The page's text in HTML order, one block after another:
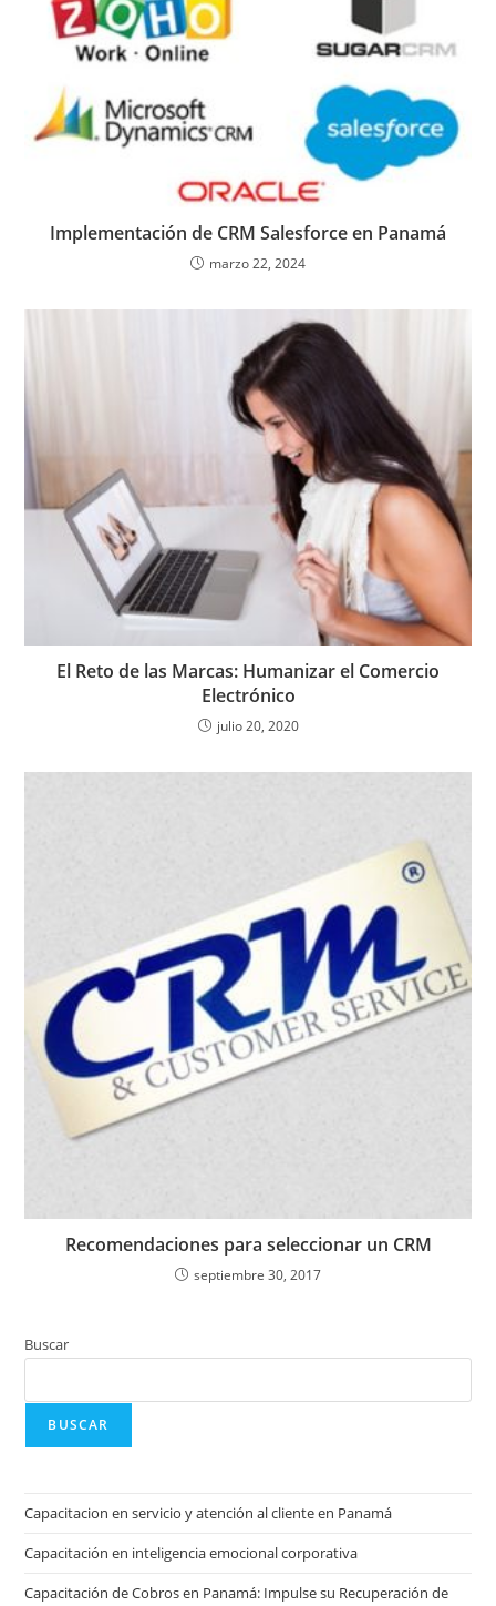
Implementación de CRM Salesforce en Panamá
marzo 22, 2024
El Reto de las Marcas: Humanizar el Comercio
Electrónico
julio 20, 2020
Recomendaciones para seleccionar un CRM
septiembre 30, 2017
Buscar
BUSCAR
Capacitacion en servicio y atención al cliente en Panamá
Capacitación en inteligencia emocional corporativa
Capacitación de Cobros en Panamá: Impulse su Recuperación de